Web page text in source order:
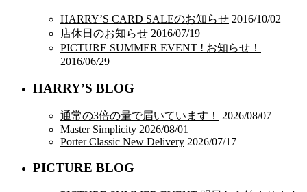
HARRY’S CARD SALEのお知らせ 2016/10/02
店休日のお知らせ 2016/07/19
PICTURE SUMMER EVENT ! お知らせ！
2016/06/29
HARRY’S BLOG
通常の3倍の量で届いています！
2026/08/07
Master Simplicity 2026/08/01
Porter Classic New Delivery 2026/07/17
PICTURE BLOG